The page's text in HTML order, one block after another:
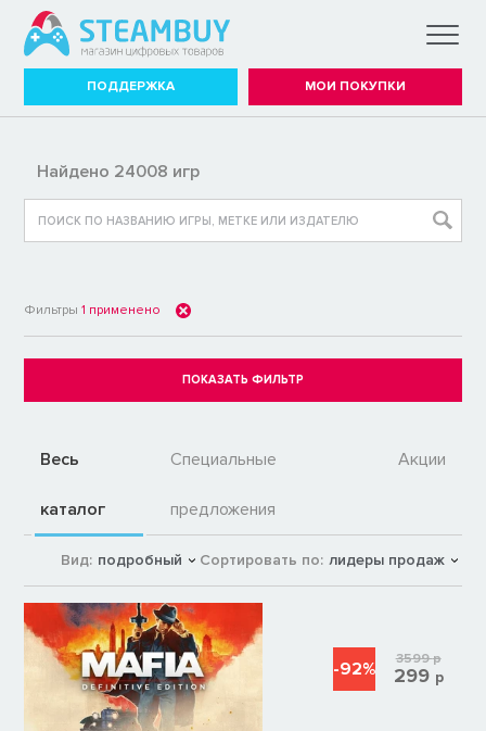
ПОДДЕРЖКА МОИ ПОКУПКИ
Найдено 24008 игр
Фильтры1 применено
Весь
каталог
Специальные
предложения
Акции
Вид: подробный Сортировать по: лидеры продаж
-92% 3599р
299 р